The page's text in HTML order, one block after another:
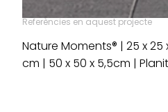
Referències en aquest projecte
Nature Moments® | 25 x 25
cm | 50 x 50 x 5,5cm |